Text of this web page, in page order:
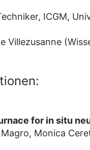
ICGM,
Villezusanne
for in situ
Monica